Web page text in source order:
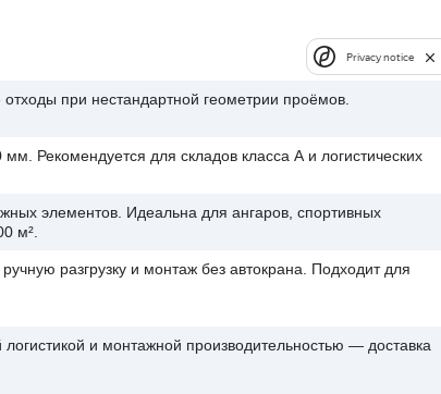
при нестандартной геометрии проёмов.
Рекомендуется для складов класса А и логистических
элементов. Идеальна для ангаров, спортивных
м².
разгрузку и монтаж без автокрана. Подходит для
и монтажной производительностью — доставка
Privacy notice